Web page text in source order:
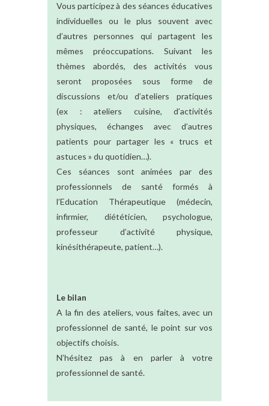
Vous participez à des séances éducatives
individuelles ou le plus souvent avec
d’autres personnes qui partagent les
mêmes préoccupations. Suivant les
thèmes abordés, des activités vous
seront proposées sous forme de
discussions et/ou d’ateliers pratiques
(ex : ateliers cuisine, d’activités
physiques, échanges avec d’autres
patients pour partager les « trucs et
astuces » du quotidien…).
Ces séances sont animées par des
professionnels de santé formés à
l’Education Thérapeutique (médecin,
infirmier, diététicien, psychologue,
professeur d’activité physique,
kinésithérapeute, patient…).
Le bilan
A la fin des ateliers, vous faites, avec un
professionnel de santé, le point sur vos
objectifs choisis.
N’hésitez pas à en parler à votre
professionnel de santé.